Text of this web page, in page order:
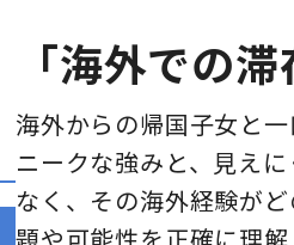
「海外での
海外からの帰国子女と
ニークな強みと、見え
なく、その海外経験が